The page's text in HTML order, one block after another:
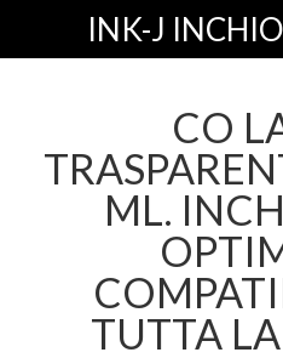
INK-J
CO
ML.
TUTTA